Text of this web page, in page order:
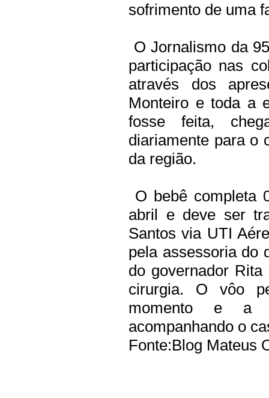
sofrimento de uma
O Jornalismo da
participação nas
através dos
Monteiro e toda a
fosse feita,
diariamente para o
da região.
O bebê completa
abril e deve ser
Santos via UTI
pela assessoria do
do governador
cirurgia. O vôo
momento e a
acompanhando o
Fonte:Blog Mateus